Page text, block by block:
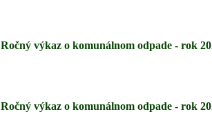
Ročný výkaz o komunálnom odpade - rok
Ročný výkaz o komunálnom odpade - rok